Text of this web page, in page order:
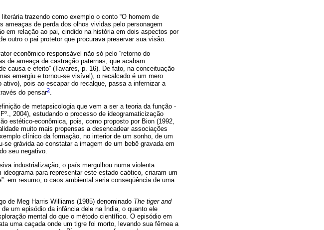
trazendo como exemplo o conto “O homem de
ameaças de perda dos olhos vividas pelo personagem
em relação ao pai, cindido na história em dois aspectos por
outro o pai protetor que procurava preservar sua visão.
econômico responsável não só pelo “retorno do
de ameaça de castração paternas, que acabam
causa e efeito” (Tavares, p. 16). De fato, na conceituação
emergiu e tornou-se visível), o recalcado é um mero
pois ao escapar do recalque, passa a infernizar a
do pensar2
de metapsicologia que vem a ser a teoria da função -
2004), estudando o processo de ideogramaticização
estético-econômica, pois, como proposto por Bion (1992,
muito mais propensas a desencadear associações
clínico da formação, no interior de um sonho, de um
se grávida ao constatar a imagem de um bebê gravada em
seu negativo.
industrialização, o país mergulhou numa violenta
para representar este estado caótico, criaram um
em resumo, o caos ambiental seria conseqüência de uma
de Meg Harris Williams (1985) denominado The tiger and
um episódio da infância dele na Índia, o quanto ele
mental do que o método científico. O episódio em
uma caçada onde um tigre foi morto, levando sua fêmea a